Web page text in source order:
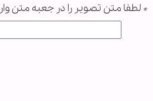
* لطفا متن تصویر را در جعبه متن